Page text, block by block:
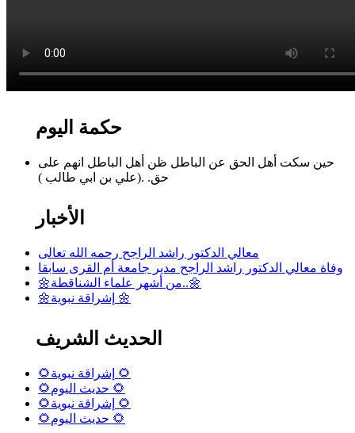
حكمة اليوم
حين سكت أهل الحق عن الباطل ظن أهل الباطل انهم على
حق. .(علي بن ابي طالب )
الأخبار
معالي الدكتور راشد الراجح رحمه الله تعالى
وفاة معالي الدكتور راشد الراجح مدير جامعة أم القرى سابقا
🌼من أشهر علماء الشناقطة..🌼
🌼إشراقة نبوية 🌼
الحديث الشريف
🌻إشراقة نبوية 🌻
🌻حديث اليوم 🌻
🌻إشراقة نبوية 🌻
🌻حديث اليوم 🌻